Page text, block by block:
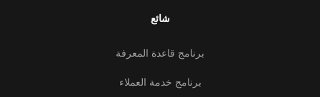
شائع
برنامج قاعدة المعرفة
برنامج خدمة العملاء